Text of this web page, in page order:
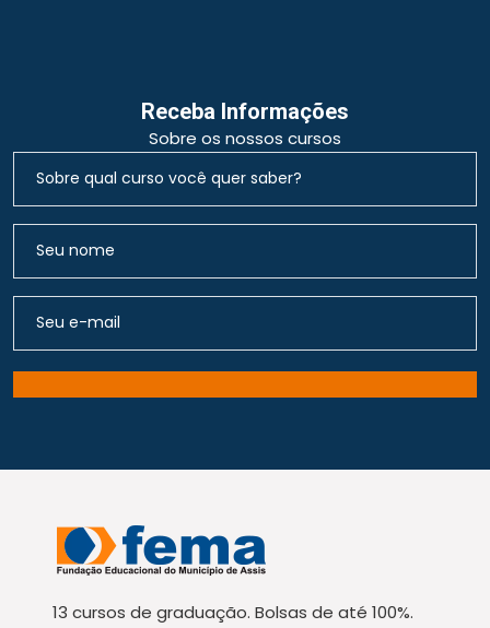
Receba Informações
Sobre os nossos cursos
13 cursos de graduação. Bolsas de até 100%.